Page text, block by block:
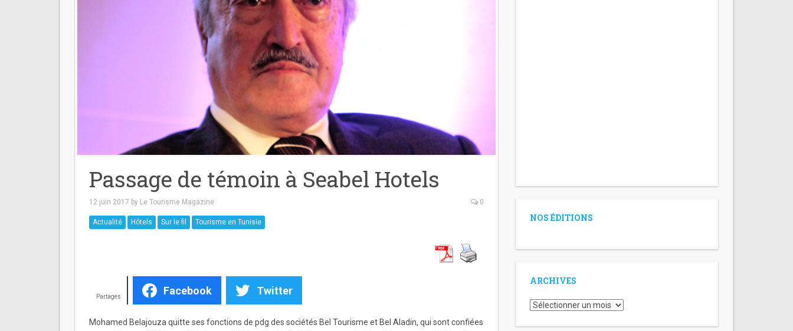
Passage de témoin à Seabel Hotels
12 juin 2017 by Le Tourisme Magazine 0
Actualité Hôtels Sur le fil Tourisme en Tunisie
Facebook Twitter
Partages
Mohamed Belajouza quitte ses fonctions de pdg des sociétés Bel Tourisme et Bel Aladin, qui sont confiées
NOS ÉDITIONS
ARCHIVES
Archives